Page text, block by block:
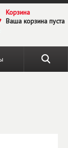
Корзина
Ваша корзина пуста